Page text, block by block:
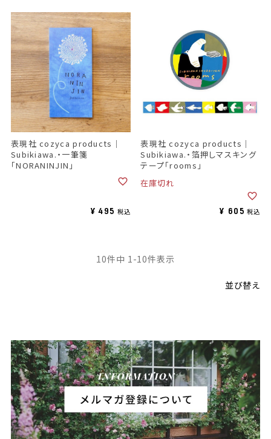
表現社 cozyca products｜
Subikiawa.・一筆箋
「NORANINJIN」
¥ 495 税込
表現社 cozyca products｜
Subikiawa.・箔押しマスキング
テープ「rooms」
在庫切れ
¥ 605 税込
並び替え
10件中 1 -10件表示